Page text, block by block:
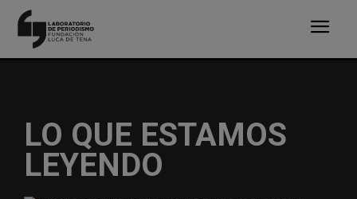
LO QUE ESTAMOS
LEYENDO